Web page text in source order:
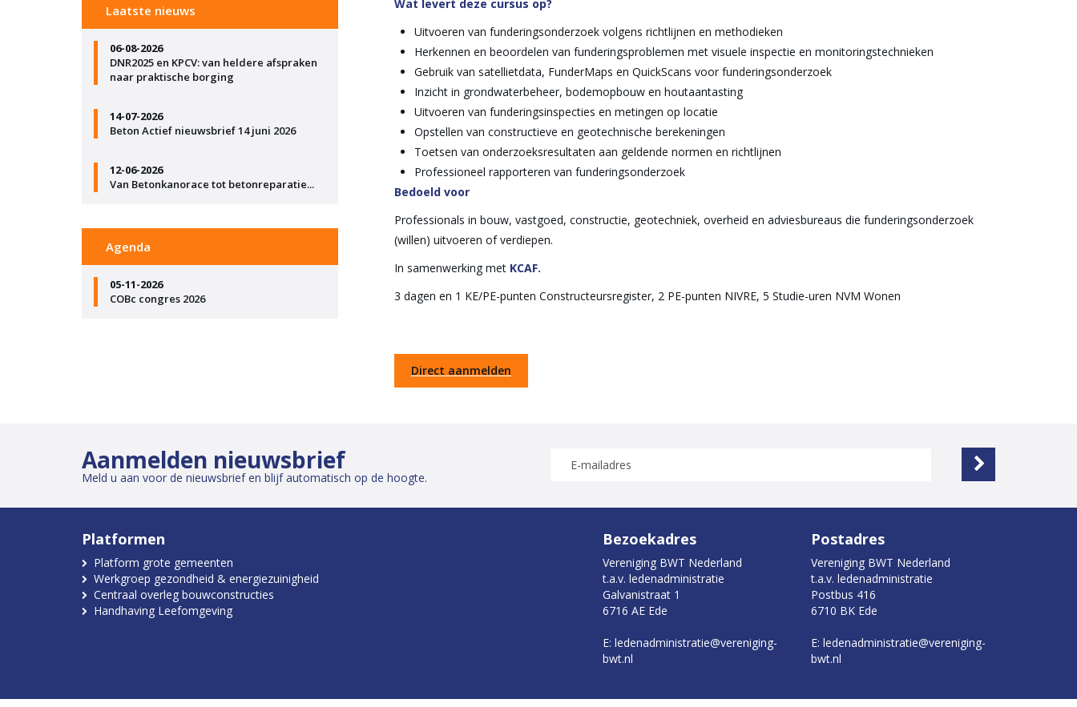
Laatste nieuws
06-08-2026
DNR2025 en KPCV: van heldere afspraken
naar praktische borging
14-07-2026
Beton Actief nieuwsbrief 14 juni 2026
12-06-2026
Van Betonkanorace tot betonreparatie...
Agenda
05-11-2026
COBc congres 2026
Wat levert deze cursus op?
Uitvoeren van funderingsonderzoek volgens richtlijnen en methodieken
Herkennen en beoordelen van funderingsproblemen met visuele inspectie en monitoringstechnieken
Gebruik van satellietdata, FunderMaps en QuickScans voor funderingsonderzoek
Inzicht in grondwaterbeheer, bodemopbouw en houtaantasting
Uitvoeren van funderingsinspecties en metingen op locatie
Opstellen van constructieve en geotechnische berekeningen
Toetsen van onderzoeksresultaten aan geldende normen en richtlijnen
Professioneel rapporteren van funderingsonderzoek
Bedoeld voor
Professionals in bouw, vastgoed, constructie, geotechniek, overheid en adviesbureaus die funderingsonderzoek
(willen) uitvoeren of verdiepen.
In samenwerking met KCAF.
3 dagen en 1 KE/PE-punten Constructeursregister, 2 PE-punten NIVRE, 5 Studie-uren NVM Wonen
Direct aanmelden
Aanmelden nieuwsbrief
Meld u aan voor de nieuwsbrief en blijf automatisch op de hoogte.
Platformen
Platform grote gemeenten
Werkgroep gezondheid & energiezuinigheid
Centraal overleg bouwconstructies
Handhaving Leefomgeving
Bezoekadres
Vereniging BWT Nederland
t.a.v. ledenadministratie
Galvanistraat 1
6716 AE Ede
E: ledenadministratie@vereniging-
bwt.nl
Postadres
Vereniging BWT Nederland
t.a.v. ledenadministratie
Postbus 416
6710 BK Ede
E: ledenadministratie@vereniging-
bwt.nl